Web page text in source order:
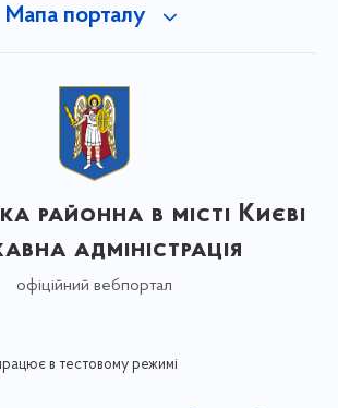
Мапа порталу
районна в місті Києві
адміністрація
офіційний вебпортал
в тестовому режимі